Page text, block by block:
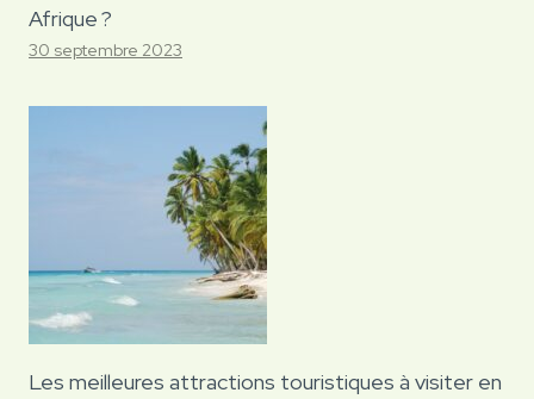
Afrique ?
30 septembre 2023
Les meilleures attractions touristiques à visiter en